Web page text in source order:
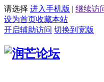
请选择 进入手机版 | 继续访
设为首页收藏本站
开启辅助访问 切换到宽版